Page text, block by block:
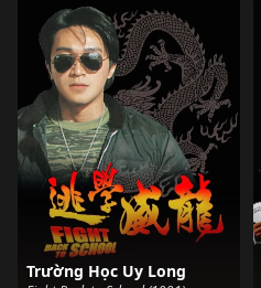
Trường Học Uy Long